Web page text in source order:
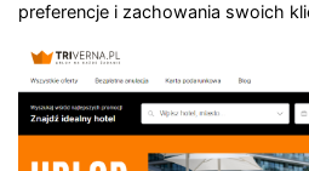
preferencje i zachowania swoich